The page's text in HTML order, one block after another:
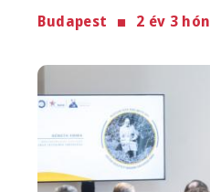
Budapest 2 év 3
Image